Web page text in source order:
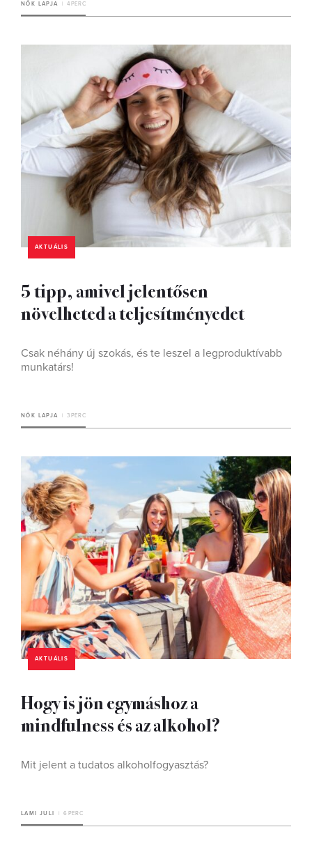
NŐK LAPJA 4 PERC
AKTUÁLIS
5 tipp, amivel jelentősen
növelheted a teljesítményedet
Csak néhány új szokás, és te leszel a legproduktívabb
munkatárs!
NŐK LAPJA 3 PERC
AKTUÁLIS
Hogy is jön egymáshoz a
mindfulness és az alkohol?
Mit jelent a tudatos alkoholfogyasztás?
LAMI JULI 6 PERC